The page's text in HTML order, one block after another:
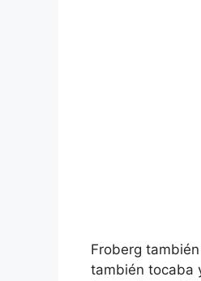
Froberg
también tocaba